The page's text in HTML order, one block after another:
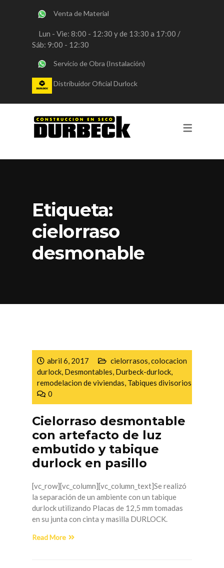
SERVICIOS
VENTA DE MATERIALES
REVESTIMIENTOS Y PINTURA
Venta de Material
Lun - Vie: 8:00 - 12:30 y de 13:30 a 17:00 /
Sáb: 9:00 - 12:30
Servicio de Obra (Instalación)
Distribuidor Oficial Durlock
Etiqueta:
cielorraso
desmonable
abril 6, 2017 cielorrasos,colocacion
durlock, Desmontables, Durbeck-durlock,
remodelacion de viviendas, Tabiques divisorios
0
Cielorraso desmontable
con artefacto de luz
embutido y tabique
durlock en pasillo
[vc_row][vc_column][vc_column_text]Se realizó
la separación de un ambiente con un tabique
durlock utilizando Placas de 12,5 mm tomadas
en su junta con cinta y masilla DURLOCK.
Read More